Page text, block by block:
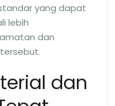
yang dapat
lebih
dan
dan